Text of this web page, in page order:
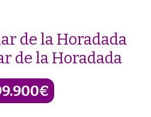
de la Horadada
de la Horadada